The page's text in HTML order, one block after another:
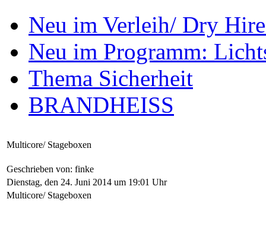
Neu im Verleih/ Dry
Neu im Programm:
Thema Sicherheit
BRANDHEISS
Multicore/ Stageboxen
Geschrieben von: finke
Dienstag, den 24. Juni 2014 um 19:01 Uhr
Multicore/ Stageboxen